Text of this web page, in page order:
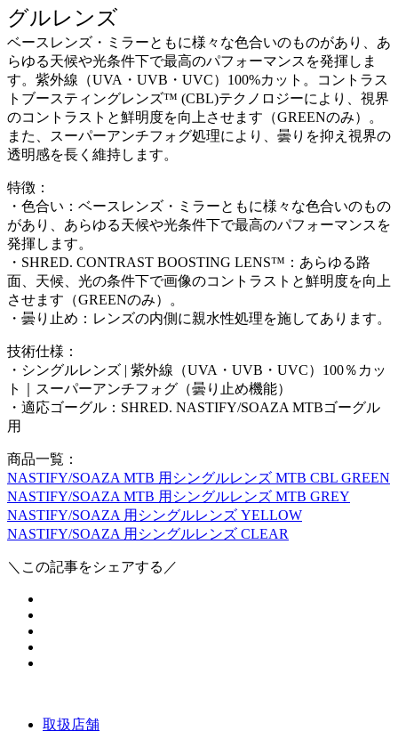
グルレンズ
ベースレンズ・ミラーともに様々な色合いのものがあり、あ
らゆる天候や光条件下で最高のパフォーマンスを発揮しま
す。紫外線（UVA・UVB・UVC）100%カット。コントラス
トブースティングレンズ™ (CBL)テクノロジーにより、視界
のコントラストと鮮明度を向上させます（GREENのみ）。
また、スーパーアンチフォグ処理により、曇りを抑え視界の
透明感を長く維持します。
特徴：
・色合い：ベースレンズ・ミラーともに様々な色合いのもの
があり、あらゆる天候や光条件下で最高のパフォーマンスを
発揮します。
・SHRED. CONTRAST BOOSTING LENS™：あらゆる路
面、天候、光の条件下で画像のコントラストと鮮明度を向上
させます（GREENのみ）。
・曇り止め：レンズの内側に親水性処理を施してあります。
技術仕様：
・シングルレンズ | 紫外線（UVA・UVB・UVC）100％カッ
ト｜スーパーアンチフォグ（曇り止め機能）
・適応ゴーグル：SHRED. NASTIFY/SOAZA MTBゴーグル
用
商品一覧：
NASTIFY/SOAZA MTB 用シングルレンズ MTB CBL GREEN
NASTIFY/SOAZA MTB 用シングルレンズ MTB GREY
NASTIFY/SOAZA 用シングルレンズ YELLOW
NASTIFY/SOAZA 用シングルレンズ CLEAR
＼この記事をシェアする／
取扱店舗